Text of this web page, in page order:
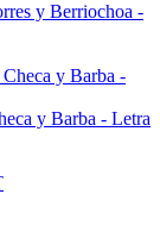
y Berriochoa -
y Barba - Letra